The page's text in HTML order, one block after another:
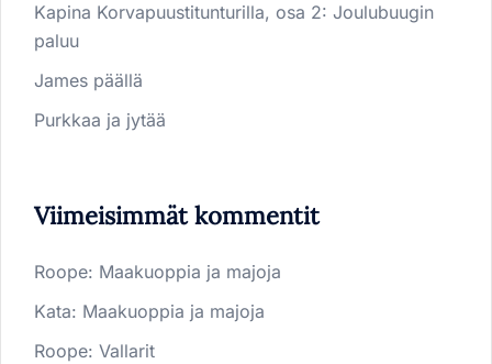
Kapina Korvapuustitunturilla, osa 2: Joulubuugin
paluu
James päällä
Purkkaa ja jytää
Viimeisimmät kommentit
Roope: Maakuoppia ja majoja
Kata: Maakuoppia ja majoja
Roope: Vallarit